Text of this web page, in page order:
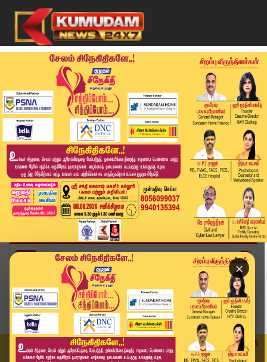
×
Home
வீடியோ ஸ்டோரி
சட்டப்பேரவையில் EPS-க்கு அங்கீகாரம்! அதிமுகவுக்...